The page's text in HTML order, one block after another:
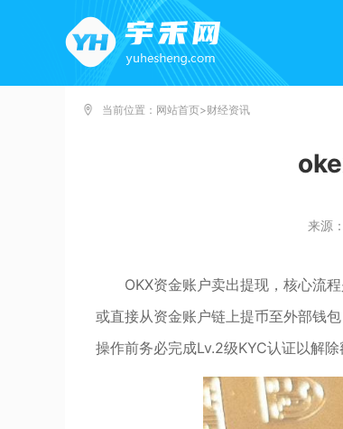
当前位置： 网站首页>财经资讯
来源
OKX资金账户卖出提现，核心流
或直接从资金账户链上提币至外部钱
操作前务必完成Lv.2级KYC认证以解除